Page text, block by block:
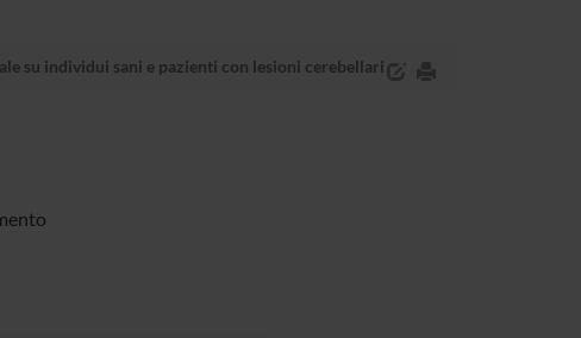
su individui sani e pazienti con lesioni cerebellari